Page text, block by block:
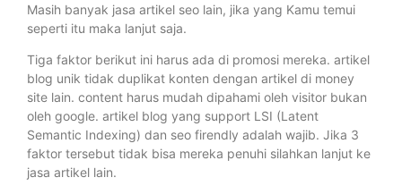
Masih banyak jasa artikel seo lain, jika yang Kamu temui
seperti itu maka lanjut saja.
Tiga faktor berikut ini harus ada di promosi mereka. artikel
blog unik tidak duplikat konten dengan artikel di money
site lain. content harus mudah dipahami oleh visitor bukan
oleh google. artikel blog yang support LSI (Latent
Semantic Indexing) dan seo firendly adalah wajib. Jika 3
faktor tersebut tidak bisa mereka penuhi silahkan lanjut ke
jasa artikel lain.